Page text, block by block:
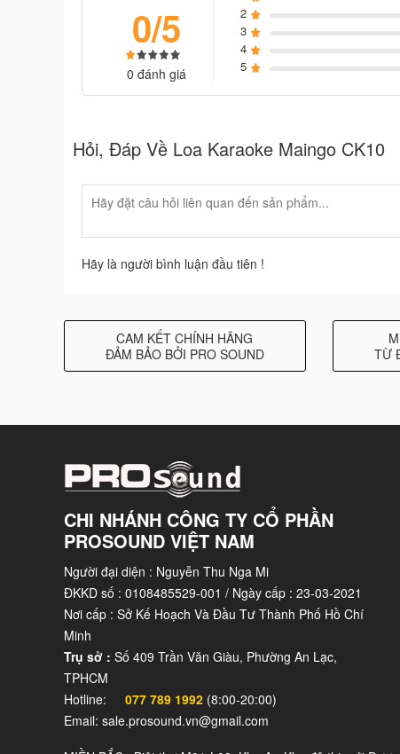
0/5
0 đánh giá
2
3
4
5
Hỏi, Đáp Về Loa Karaoke Maingo CK10
Hãy là người bình luận đầu tiên !
CAM KẾT CHÍNH HÃNG
ĐẢM BẢO BỞI PRO SOUND
TỪ
CHI NHÁNH CÔNG TY CỔ PHẦN
PROSOUND VIỆT NAM
Người đại diện : Nguyễn Thu Nga Mi
ĐKKD số : 0108485529-001 / Ngày cấp : 23-03-2021
Nơi cấp : Sở Kế Hoạch Và Đầu Tư Thành Phố Hồ Chí
Minh
Trụ sở : Số 409 Trần Văn Giàu, Phường An Lạc,
TPHCM
Hotline:
077 789 1992 (8:00-20:00)
Email: sale.prosound.vn@gmail.com